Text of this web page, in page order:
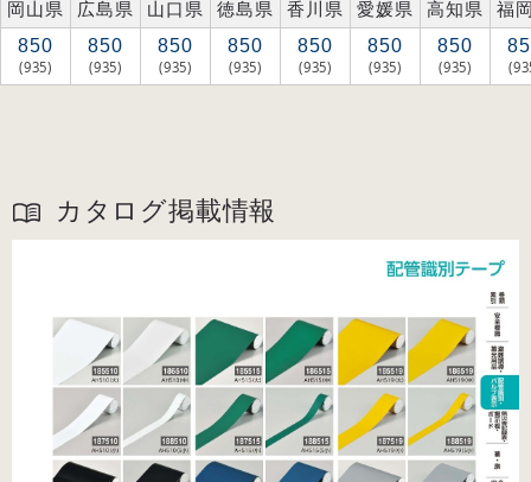
岡山県 広島県 山口県 徳島県 香川県 愛媛県 高知県 福
850
(935)
850
(935)
850
(935)
850
(935)
850
(935)
850
(935)
850
(935)
カタログ掲載情報